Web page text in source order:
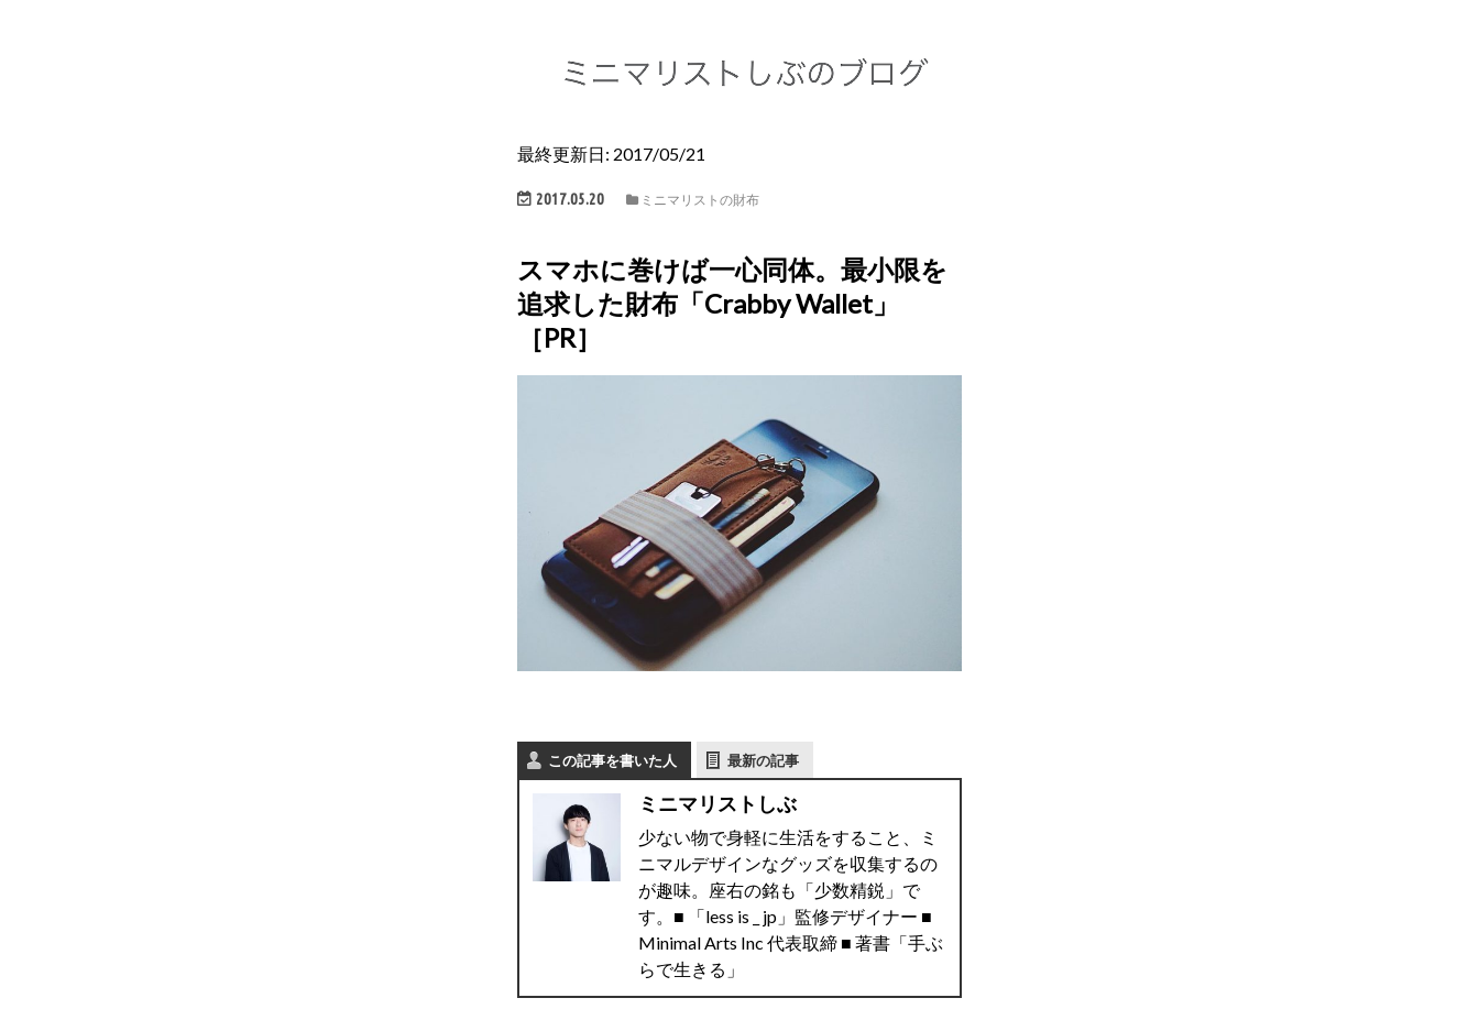
最終更新日: 2017/05/21
2017.05.20 ミニマリストの財布
スマホに巻けば一心同体。最小限を
追求した財布「Crabby Wallet」
［PR］
この記事を書いた人 最新の記事
ミニマリストしぶ
少ない物で身軽に生活をすること、ミ
ニマルデザインなグッズを収集するの
が趣味。座右の銘も「少数精鋭」で
す。■ 「less is _ jp」監修デザイナー ■
Minimal Arts Inc 代表取締 ■ 著書「手ぶ
らで生きる」